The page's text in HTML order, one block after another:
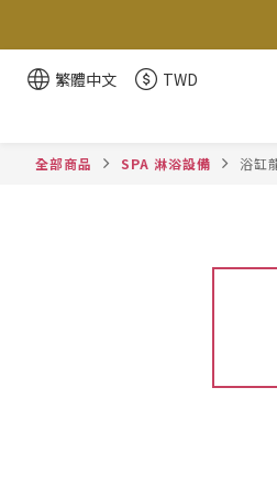
繁體中文
TWD
全部商品 SPA 淋浴設備 浴缸